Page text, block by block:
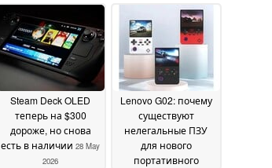
Steam Deck OLED
теперь на $300
дороже, но снова
есть в наличии 28 May
2026
Lenovo G02: почему
существуют
нелегальные ПЗУ
для нового
портативного